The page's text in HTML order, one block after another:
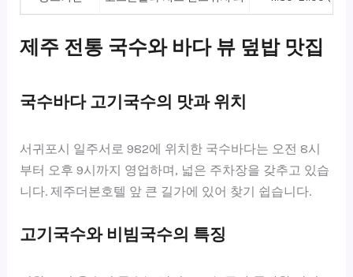
제주 전통 국수와 바다 뷰 덮밥 맛집
국수바다 고기국수의 맛과 위치
서귀포시 일주서로 982에 위치한 국수바다는 오전 8시
부터 오후 9시까지 영업하며, 넓은 주차장을 갖추고 있습
니다. 제주더본호텔 앞 큰 길가에 있어 찾기 쉽습니다.
고기국수와 비빔국수의 특징